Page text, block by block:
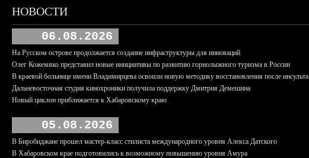
НОВОСТИ
06.08.2026
На Русском острове продолжается создание инфраструктуры для инноваций
Олег Кожемяко представил новые инициативы по развитию горнолыжного туризма в России
В краевой больнице имени Владимирцева освоили новую методику восстановления после инсульта
Дальневосточная студия кинохроники получила поддержку Дмитрия Демешина
Новый циклон приближается к Хабаровскому краю
05.08.2026
В Биробиджане прошел мастер-класс стилиста международного уровня Алекса Датского
В Хабаровском крае подготовились к возможному повышению уровня Амура